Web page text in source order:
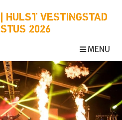
HULST VESTINGSTAD
2026
MENU